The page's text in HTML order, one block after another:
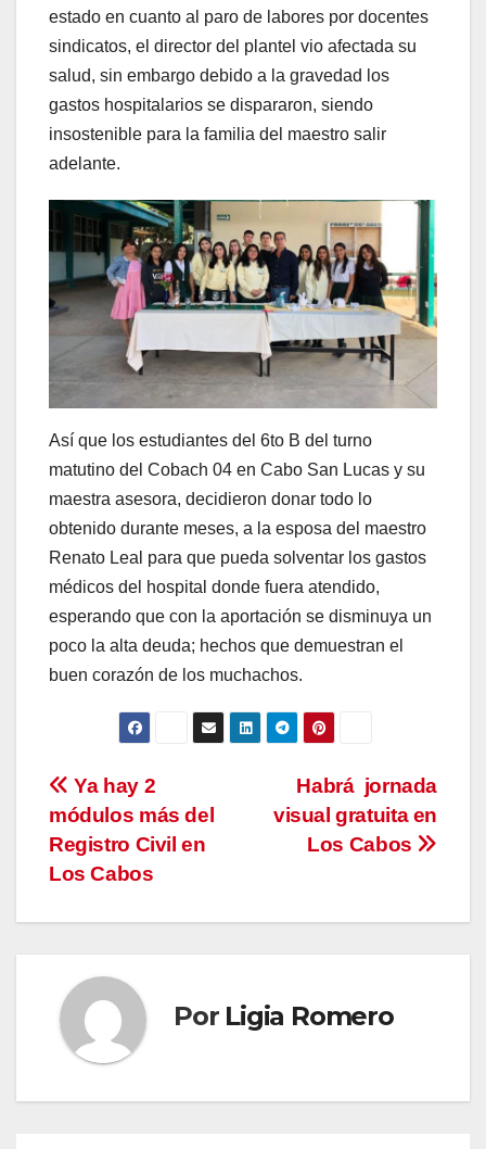
estado en cuanto al paro de labores por docentes
sindicatos, el director del plantel vio afectada su
salud, sin embargo debido a la gravedad los
gastos hospitalarios se dispararon, siendo
insostenible para la familia del maestro salir
adelante.
Así que los estudiantes del 6to B del turno
matutino del Cobach 04 en Cabo San Lucas y su
maestra asesora, decidieron donar todo lo
obtenido durante meses, a la esposa del maestro
Renato Leal para que pueda solventar los gastos
médicos del hospital donde fuera atendido,
esperando que con la aportación se disminuya un
poco la alta deuda; hechos que demuestran el
buen corazón de los muchachos.
Navegación
de
entradas
Habrá jornada
visual gratuita en
Los Cabos
Ya hay 2
módulos más del
Registro Civil en
Los Cabos
Por Ligia Romero